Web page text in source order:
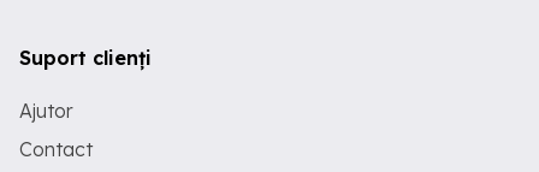
Suport clienți
Ajutor
Contact